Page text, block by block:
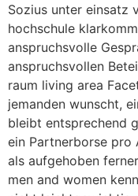
Sozius unter einsatz
hochschule
anspruchsvolle
anspruchsvollen
raum living area
jemanden wunscht,
bleibt entsprechend
ein Partnerborse pro
als aufgehoben
men and women